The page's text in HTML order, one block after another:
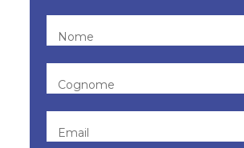
Nome
Cognome
Email